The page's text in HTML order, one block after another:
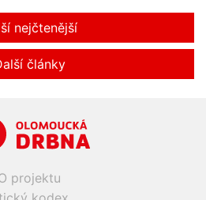
nejčtenější
články
projektu